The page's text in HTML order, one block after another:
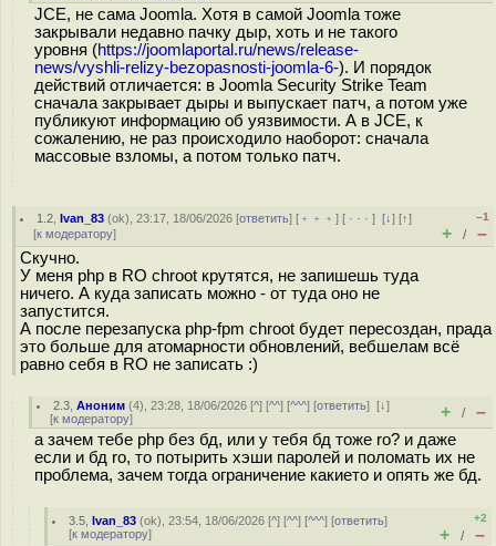
JCE, не сама Joomla. Хотя в самой Joomla тоже
закрывали недавно пачку дыр, хоть и не такого
уровня (https://joomlaportal.ru/news/release-
news/vyshli-relizy-bezopasnosti-joomla-6-). И порядок
действий отличается: в Joomla Security Strike Team
сначала закрывает дыры и выпускает патч, а потом уже
публикуют информацию об уязвимости. А в JCE, к
сожалению, не раз происходило наоборот: сначала
массовые взломы, а потом только патч.
1.2 ,Ivan_83 (ok), 23:17, 18/06/2026 [ответить] [ ﹢﹢﹢] [ · · ·][↓] [↑]
[к модератору]
–1
+ / –
Скучно.
У меня php в RO chroot крутятся, не запишешь туда
ничего. А куда записать можно - от туда оно не
запустится.
А после перезапуска php-fpm chroot будет пересоздан, прада
это больше для атомарности обновлений, вебшелам всё
равно себя в RO не записать :)
2.3 ,Аноним (4), 23:28, 18/06/2026 [^] [^^] [^^^] [ответить][↓]
[к модератору] + / –
а зачем тебе php без бд, или у тебя бд тоже ro? и даже
если и бд ro, то потырить хэши паролей и поломать их не
проблема, зачем тогда ограничение какието и опять же бд.
3.5 ,Ivan_83 (ok), 23:54, 18/06/2026 [^] [^^] [^^^] [ответить]
[к модератору]
+2
+ / –